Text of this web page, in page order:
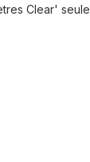
Clear'